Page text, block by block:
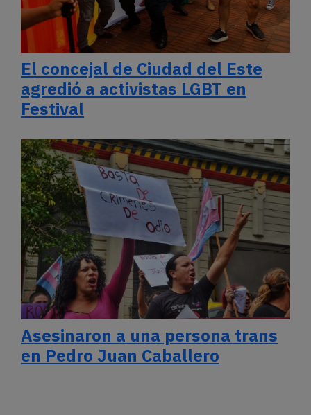
El concejal de Ciudad del Este
agredió a activistas LGBT en
Festival
Asesinaron a una persona trans
en Pedro Juan Caballero